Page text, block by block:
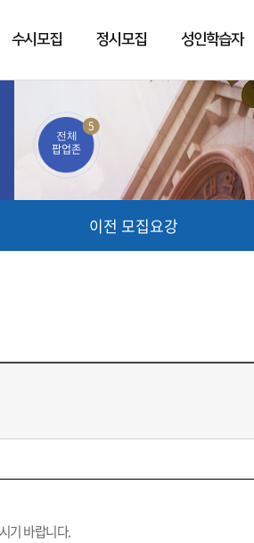
5
전체
팝업존
수시모집 정시모집 성인학습자
이전 모집요강
기 바랍니다.